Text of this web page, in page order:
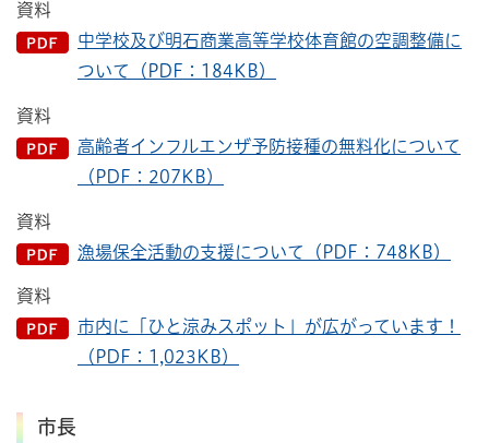
資料
中学校及び明石商業高等学校体育館の空調整備に
ついて（PDF：184KB）
資料
高齢者インフルエンザ予防接種の無料化について
（PDF：207KB）
資料
漁場保全活動の支援について（PDF：748KB）
資料
市内に「ひと涼みスポット」が広がっています！
（PDF：1,023KB）
市長